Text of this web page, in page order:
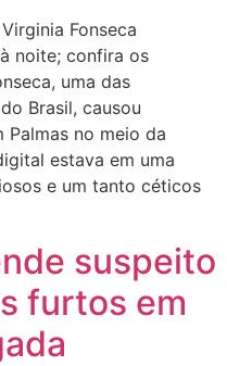
Fonseca
noite; confira os
uma das
Brasil, causou
no meio da
estava em uma
e um tanto céticos
suspeito
furtos em